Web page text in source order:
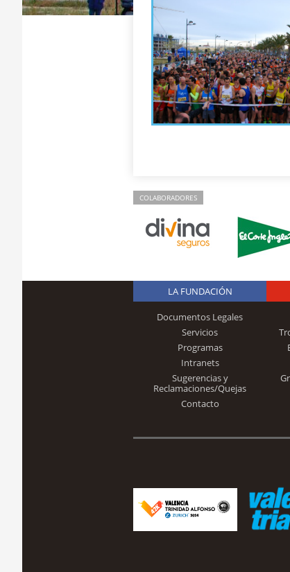
COLABORADORES
LA FUNDACIÓN
Documentos Legales
Servicios
Programas
Intranets
Sugerencias y
Reclamaciones/Quejas
Contacto